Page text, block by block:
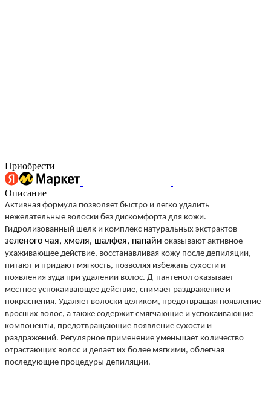
Приобрести
Описание
Активная формула позволяет быстро и легко удалить
нежелательные волоски без дискомфорта для кожи.
Гидролизованный шелк и комплекс натуральных экстрактов
зеленого чая, хмеля, шалфея, папайи оказывают активное
ухаживающее действие, восстанавливая кожу после депиляции,
питают и придают мягкость, позволяя избежать сухости и
появления зуда при удалении волос. Д-пантенол оказывает
местное успокаивающее действие, снимает раздражение и
покраснения. Удаляет волоски целиком, предотвращая появление
вросших волос, а также содержит смягчающие и успокаивающие
компоненты, предотвращающие появление сухости и
раздражений. Регулярное применение уменьшает количество
отрастающих волос и делает их более мягкими, облегчая
последующие процедуры депиляции.